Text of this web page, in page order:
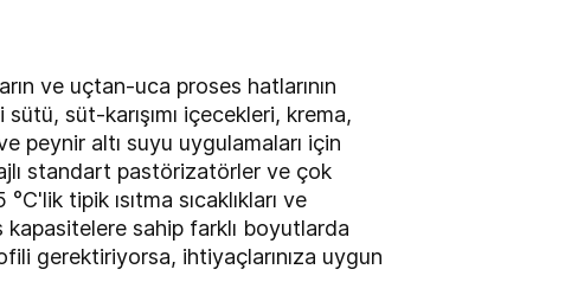
ve uçtan-uca proses hatlarının
süt-karışımı içecekleri, krema,
peynir altı suyu uygulamaları için
standart pastörizatörler ve çok
tipik ısıtma sıcaklıkları ve
sahip farklı boyutlarda
gerektiriyorsa, ihtiyaçlarınıza uygun